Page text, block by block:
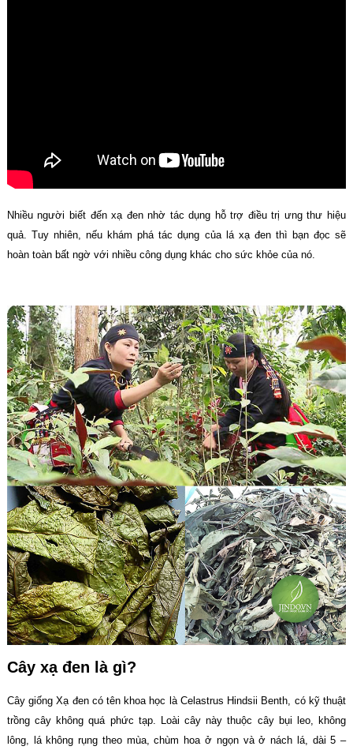
Nhiều người biết đến xạ đen nhờ tác dụng hỗ trợ điều trị ưng thư hiệu
quả. Tuy nhiên, nếu khám phá tác dụng của lá xạ đen thì bạn đọc sẽ
hoàn toàn bất ngờ với nhiều công dụng khác cho sức khỏe của nó.
Cây xạ đen là gì?
Cây giống Xạ đen có tên khoa học là Celastrus Hindsii Benth, có kỹ thuật
trồng cây không quá phức tạp. Loài cây này thuộc cây bụi leo, không
lông, lá không rụng theo mùa, chùm hoa ở ngọn và ở nách lá, dài 5 –